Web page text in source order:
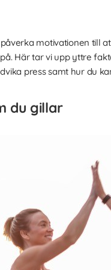
motivationen till
Här tar vi upp yttre
press samt hur du
du gillar